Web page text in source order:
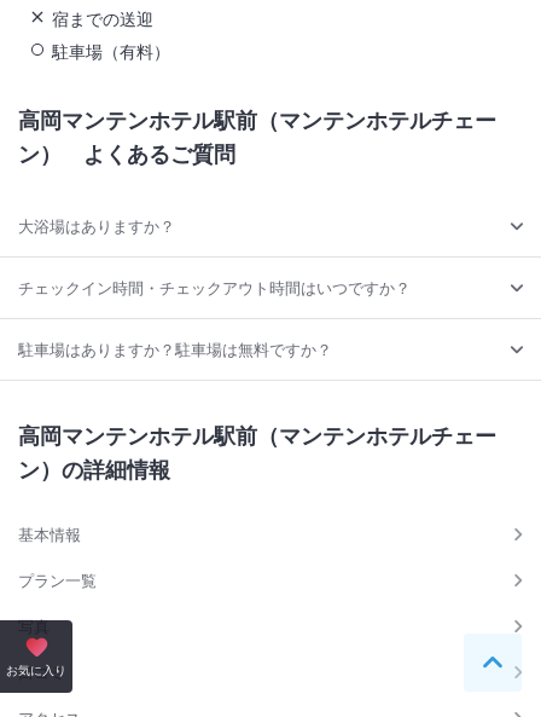
宿までの送迎
駐車場（有料）
お気に入り ペー
高岡マンテンホテル駅前（マンテンホテルチェー
ン）
よくあるご質問
大浴場はありますか？
チェックイン時間・チェックアウト時間はいつですか？
駐車場はありますか？駐車場は無料ですか？
高岡マンテンホテル駅前（マンテンホテルチェー
ン）の詳細情報
基本情報
プラン一覧
写真
口コミ